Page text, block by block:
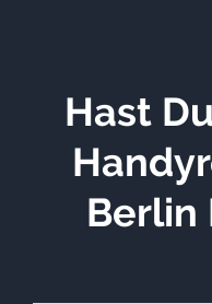
Hast
Berlin